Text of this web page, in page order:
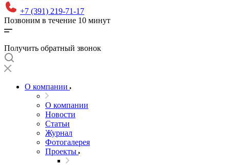
+7 (391) 219-71-17
Позвоним в течение 10 минут
Получить обратный звонок
О компании
О компании
Новости
Статьи
Журнал
Фотогалерея
Проекты